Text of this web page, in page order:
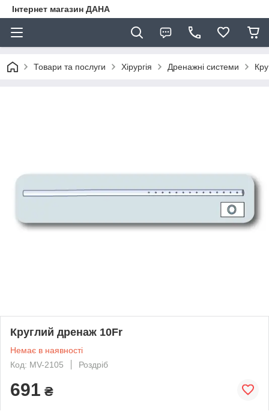
Інтернет магазин ДАНА
Товари та послуги Хірургія Дренажні системи
Круглий дренаж 10Fr
Немає в наявності
Код: MV-2105
Роздріб
691 ₴